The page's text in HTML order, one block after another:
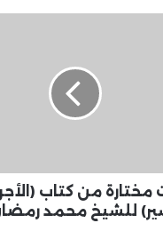
من كتاب (الأجر
للشيخ محمد